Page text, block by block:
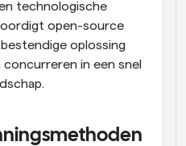
technologische
open-source
oplossing
in een snel